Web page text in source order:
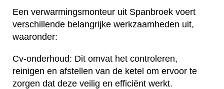
Een verwarmingsmonteur uit Spanbroek voert
verschillende belangrijke werkzaamheden uit,
waaronder:
Cv-onderhoud: Dit omvat het controleren,
reinigen en afstellen van de ketel om ervoor te
zorgen dat deze veilig en efficiënt werkt.